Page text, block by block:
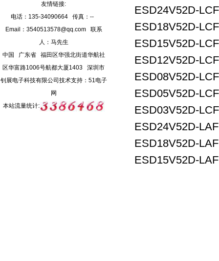
ESD24V52D-LCF
ESD18V52D-LCF
ESD15V52D-LCF
ESD12V52D-LCF
ESD08V52D-LCF
ESD05V52D-LCF
ESD03V52D-LCF
ESD24V52D-LAF
ESD18V52D-LAF
ESD15V52D-LAF
友情链接:
电话：135-34090664 传真：--
Email： 3540513578@qq.com 联系
人：马先生
中国 广东省 福田区华强北街道华航社
区华富路1006号航都大厦1403 深圳市
钊展电子科技有限公司 技术支持： 51电子
网
本站流量统计: